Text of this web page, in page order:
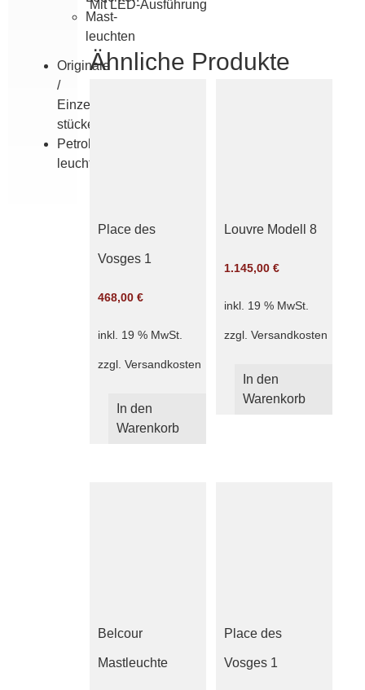
Mast­
leuchten
Originale
/
Einzel­
stücke
Petroleum­
leuchten
Mit LED-Ausführung
Ähnliche Produkte
Place des
Vosges 1
468,00 €
inkl. 19 % MwSt.
zzgl. Versandkosten
In den
Warenkorb
Louvre Modell 8
1.145,00 €
inkl. 19 % MwSt.
zzgl. Versandkosten
In den
Warenkorb
Belcour
Mastleuchte
Place des
Vosges 1